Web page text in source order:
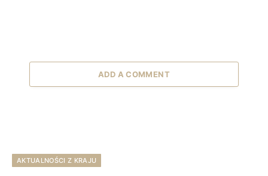
ADD A COMMENT
AKTUALNOŚCI Z KRAJU